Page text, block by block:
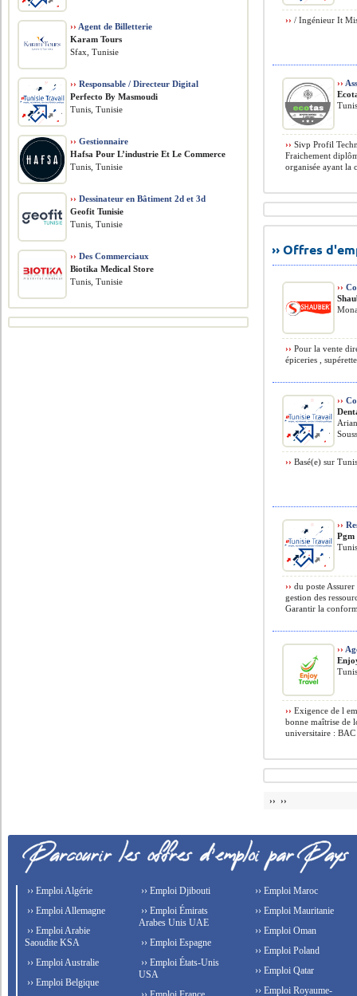
›› / Ingénieur It
››
›› Sivp Profil
Fraichement
organisée ayant la
›› Offres
››
›› Pour la vente
épiceries ,
››
›› Basé(e) sur
››
Pgm
›› du poste
gestion des
Garantir la
››
›› Exigence de l
bonne maîtrise de
universitaire :
›› ››
›› Agent de Billetterie
Karam Tours
Sfax, Tunisie
›› Responsable / Directeur Digital
Perfecto By Masmoudi
Tunis, Tunisie
›› Gestionnaire
Hafsa Pour L’industrie Et Le Commerce
Tunis, Tunisie
›› Dessinateur en Bâtiment 2d et 3d
Geofit Tunisie
Tunis, Tunisie
›› Des Commerciaux
Biotika Medical Store
Tunis, Tunisie
›› Emploi Algérie
›› Emploi Allemagne
›› Emploi Arabie
Saoudite KSA
›› Emploi Australie
›› Emploi Belgique
›› Emploi Djibouti
›› Emploi Émirats
Arabes Unis UAE
›› Emploi Espagne
›› Emploi États-Unis
USA
›› Emploi Maroc
›› Emploi Mauritanie
›› Emploi Oman
›› Emploi Poland
›› Emploi Qatar
›› Emploi Royaume-